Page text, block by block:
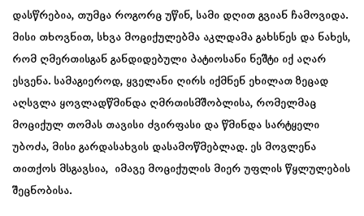
დასწრებია, თუმცა როგორც უწინ, სამი დღით გვიან ჩამოვიდა.
მისი თხოვნით, სხვა მოციქულებმა აკლდამა გახსნეს და ნახეს,
რომ ღმერთისგან განდიდებული პატიოსანი ნეშტი იქ აღარ
ესვენა. სამაგიეროდ, ყველანი ღირს იქმნენ ეხილათ ზეცად
აღსვლა ყოვლადწმინდა ღმრთისმშობლისა, რომელმაც
მოციქულ თომას თავისი ძვირფასი და წმინდა სარტყელი
უბოძა, მისი გარდასახვის დასამოწმებლად. ეს მოვლენა
თითქოს მსგავსია, იმავე მოციქულის მიერ უფლის წყლულების
შეცნობისა.